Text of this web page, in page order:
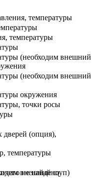
температуры
температуры
(необходим внешний
(необходим внешний
окружения
точки росы
дверей (опция),
температуры
внешний щуп)
не найдено